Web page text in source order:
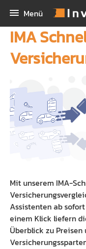
Menü
IMA
IMA+
Kunden-App
Workshop
Schnellvergleich
Erklärvideos
INEX
Homepage
Maklerhomepage
Funktionen
Newsletter Dienst
Rechenhelfer
Preisliste
Unternehmen
Inveda.net GmbH
Bilder
Praxispartner für
Ausbildung
IMA
Mit unserem IMA-
Assistenten ab
einem Klick liefern
Überblick zu